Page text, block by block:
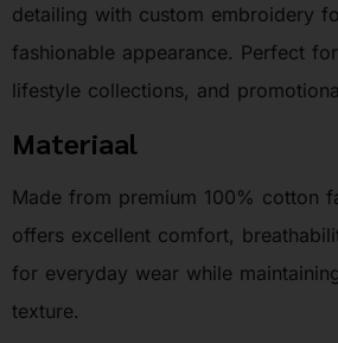
detailing with custom embroidery
fashionable appearance. Perfect
lifestyle collections, and
Materiaal
Made from premium 100% cotton
offers excellent comfort,
for everyday wear while
texture.